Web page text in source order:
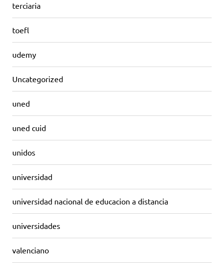
terciaria
toefl
udemy
Uncategorized
uned
uned cuid
unidos
universidad
universidad nacional de educacion a distancia
universidades
valenciano